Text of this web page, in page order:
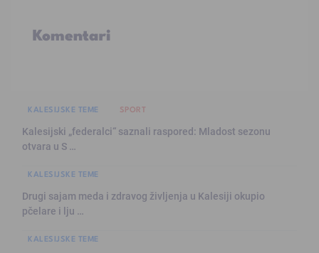
Komentari
KALESIJSKE TEME SPORT
Kalesijski „federalci“ saznali raspored: Mladost sezonu
otvara u S …
KALESIJSKE TEME
Drugi sajam meda i zdravog življenja u Kalesiji okupio
pčelare i lju …
KALESIJSKE TEME